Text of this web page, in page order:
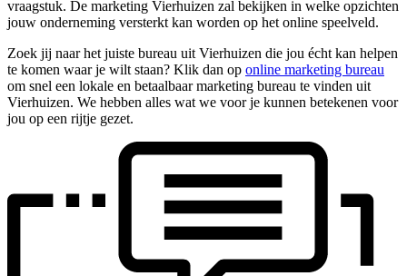
vraagstuk. De marketing Vierhuizen zal bekijken in welke opzichten
jouw onderneming versterkt kan worden op het online speelveld.
Zoek jij naar het juiste bureau uit Vierhuizen die jou écht kan helpen
te komen waar je wilt staan? Klik dan op online marketing bureau
om snel een lokale en betaalbaar marketing bureau te vinden uit
Vierhuizen. We hebben alles wat we voor je kunnen betekenen voor
jou op een rijtje gezet.